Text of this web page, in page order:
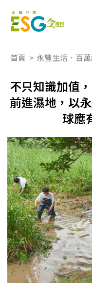
首頁 > 永豐生活．百
不只知識加值
前進濕地，以
球應